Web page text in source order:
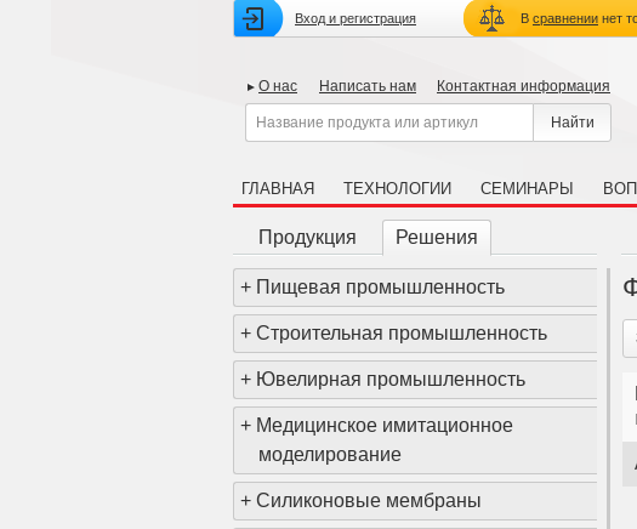
Вход и регистрация В сравнении нет
О нас Написать нам Контактная информация
ГЛАВНАЯ ТЕХНОЛОГИИ СЕМИНАРЫ
Продукция Решения
+ Пищевая промышленность
+ Строительная промышленность
+ Ювелирная промышленность
+ Медицинское имитационное
моделирование
+ Силиконовые мембраны